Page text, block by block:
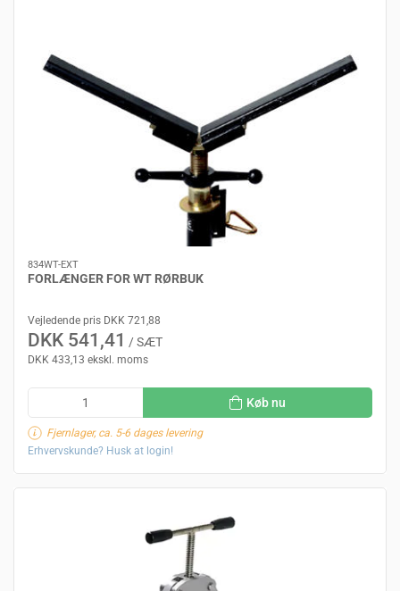
834WT-EXT
FORLÆNGER FOR WT RØRBUK
Vejledende pris DKK 721,88
DKK 541,41 / SÆT
DKK 433,13 ekskl. moms
Køb nu
Fjernlager, ca. 5-6 dages levering
Erhvervskunde? Husk at login!